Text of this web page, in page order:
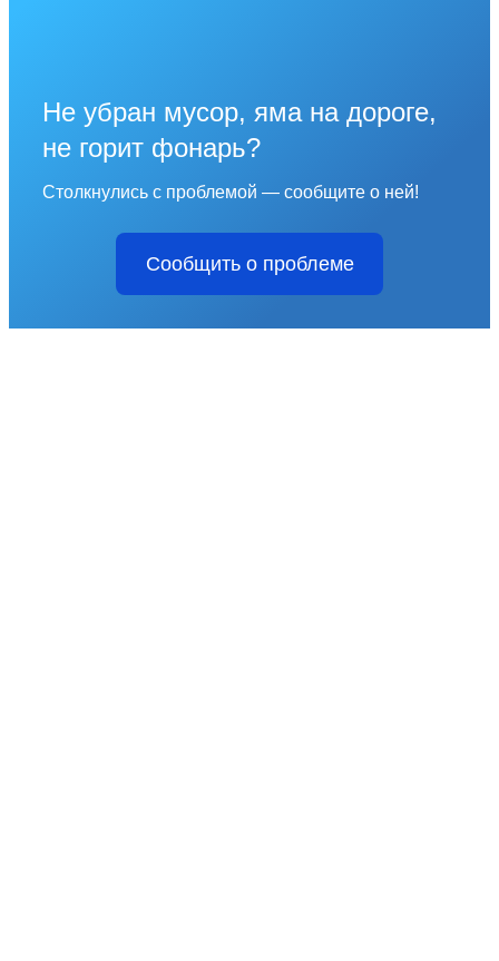
Не убран мусор, яма на дороге,
не горит фонарь?
Столкнулись с проблемой — сообщите о ней!
Сообщить о проблеме